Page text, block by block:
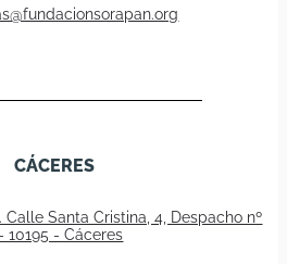
CÁCERES
Santa Cristina, 4, Despacho nº
10195 - Cáceres